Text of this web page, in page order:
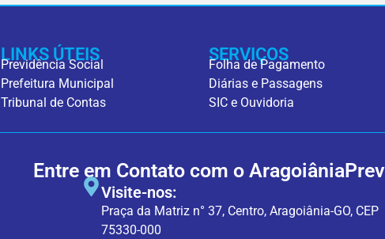
LINKS ÚTEIS
Previdência Social
Prefeitura Municipal
Tribunal de Contas
SERVIÇOS
Folha de Pagamento
Diárias e Passagens
SIC e Ouvidoria
Entre em Contato com o AragoiâniaPrev
Visite-nos:
Praça da Matriz n° 37, Centro, Aragoiânia-GO, CEP
75330-000